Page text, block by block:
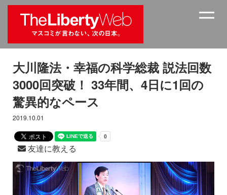
大川隆法・幸福の科学総裁 説法回数
3000回突破！ 33年間、4日に1回の
驚異的なペース
2019.10.01
友達に教える